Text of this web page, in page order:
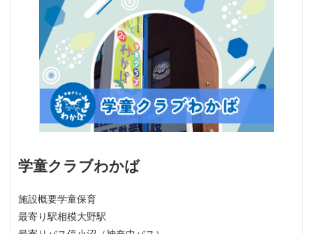
学童クラブわかば
施設概要学童保育
最寄り駅相模大野駅